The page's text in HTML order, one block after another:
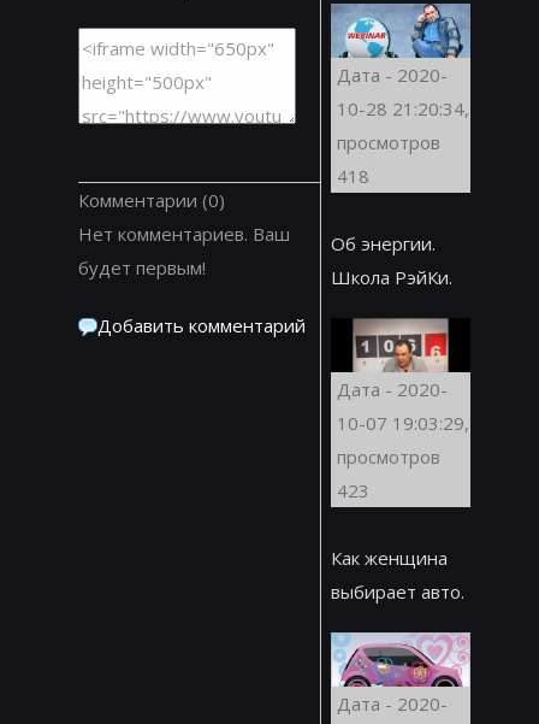
Комментарии (0)
Нет комментариев. Ваш
будет первым!
Добавить комментарий
Дата - 2020-
10-28 21:20:34,
просмотров
418
Об энергии.
Школа РэйКи.
Дата - 2020-
10-07 19:03:29,
просмотров
423
Как женщина
выбирает авто.
Дата - 2020-